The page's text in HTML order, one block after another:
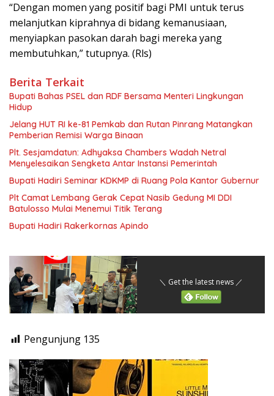
“Dengan momen yang positif bagi PMI untuk terus
melanjutkan kiprahnya di bidang kemanusiaan,
menyiapkan pasokan darah bagi mereka yang
membutuhkan,” tutupnya. (Rls)
Berita Terkait
Bupati Bahas PSEL dan RDF Bersama Menteri Lingkungan
Hidup
Jelang HUT RI ke-81 Pemkab dan Rutan Pinrang Matangkan
Pemberian Remisi Warga Binaan
Plt. Sesjamdatun: Adhyaksa Chambers Wadah Netral
Menyelesaikan Sengketa Antar Instansi Pemerintah
Bupati Hadiri Seminar KDKMP di Ruang Pola Kantor Gubernur
Plt Camat Lembang Gerak Cepat Nasib Gedung MI DDI
Batulosso Mulai Menemui Titik Terang
Bupati Hadiri Rakerkornas Apindo
＼ Get the latest news ／
Pengunjung 135